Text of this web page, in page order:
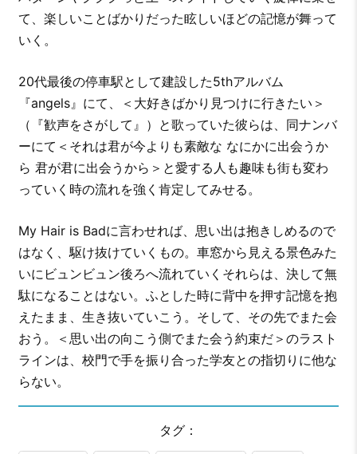
て、楽しいことばかりだった眩しいほどの記憶が舞って
いく。
20代最後の停車駅として建設した5thアルバム
『angels』にて、＜大好きばかり見つけに行きたい＞
（『歓声をさがして』）と歌っていた彼らは、同ナンバ
ーにて＜それは君が今よりも素敵な なにかに出会うか
ら 君が君に出会うから＞と愛する人も趣味も街も変わ
っていく時の流れを強く肯定してみせる。
My Hair is Badに言わせれば、思い出は抱きしめるので
はなく、駆け抜けていくもの。車窓から見える景色みた
いにビュンビュン後ろへ流れていくそれらは、決して無
駄になることはない。ふとした時に背中を押す記憶を抱
えたまま、生き抜いていこう。そして、その先でまた会
おう。＜思い出の向こう側でまた会う約束だ＞のラスト
ラインは、校門で手を振り合った学友との指切りに他な
らない。
タグ：